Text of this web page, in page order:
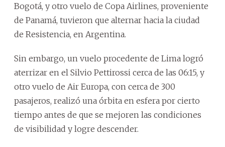
Bogotá, y otro vuelo de Copa Airlines, proveniente
de Panamá, tuvieron que alternar hacia la ciudad
de Resistencia, en Argentina.
Sin embargo, un vuelo procedente de Lima logró
aterrizar en el Silvio Pettirossi cerca de las 06:15, y
otro vuelo de Air Europa, con cerca de 300
pasajeros, realizó una órbita en esfera por cierto
tiempo antes de que se mejoren las condiciones
de visibilidad y logre descender.